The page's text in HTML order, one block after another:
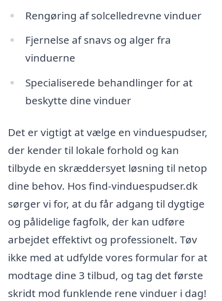
Rengøring af solcelledrevne vinduer
Fjernelse af snavs og alger fra
vinduerne
Specialiserede behandlinger for at
beskytte dine vinduer
Det er vigtigt at vælge en vinduespudser,
der kender til lokale forhold og kan
tilbyde en skræddersyet løsning til netop
dine behov. Hos find-vinduespudser.dk
sørger vi for, at du får adgang til dygtige
og pålidelige fagfolk, der kan udføre
arbejdet effektivt og professionelt. Tøv
ikke med at udfylde vores formular for at
modtage dine 3 tilbud, og tag det første
skridt mod funklende rene vinduer i dag!